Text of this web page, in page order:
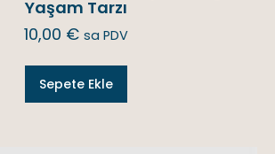
Yaşam Tarzı
10,00 € sa PDV
Sepete Ekle